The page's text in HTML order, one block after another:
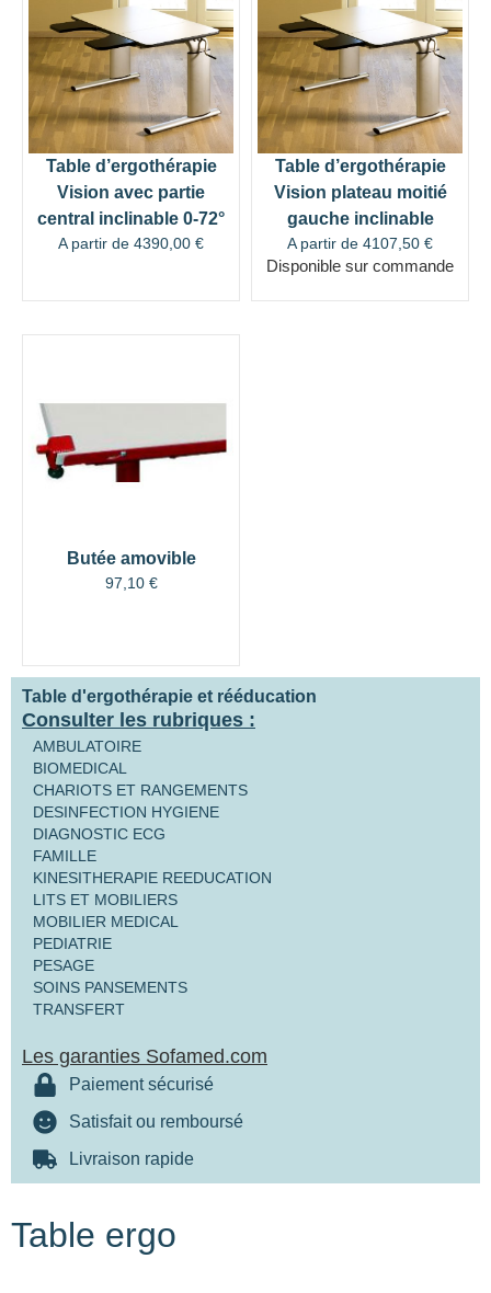
Table d'ergothérapie et rééducation
Consulter les rubriques :
AMBULATOIRE
BIOMEDICAL
CHARIOTS ET RANGEMENTS
DESINFECTION HYGIENE
DIAGNOSTIC ECG
FAMILLE
KINESITHERAPIE REEDUCATION
LITS ET MOBILIERS
MOBILIER MEDICAL
PEDIATRIE
PESAGE
SOINS PANSEMENTS
TRANSFERT
Les garanties Sofamed.com
Paiement sécurisé
Satisfait ou remboursé
Livraison rapide
Table d’ergothérapie
Vision avec partie
central inclinable 0-72°
A partir de 4390,00 €
Table d’ergothérapie
Vision plateau moitié
gauche inclinable
A partir de 4107,50 €
Disponible sur commande
Butée amovible
97,10 €
Table ergo